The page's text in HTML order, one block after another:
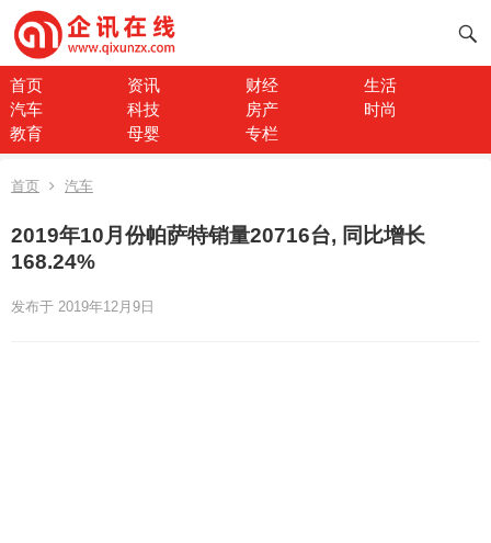
首页 资讯 财经
生活
汽车
科技 房产
时尚
教育
母婴 专栏
首页 汽车
2019年10月份帕萨特销量20716台, 同比增长
168.24%
发布于 2019年12月9日